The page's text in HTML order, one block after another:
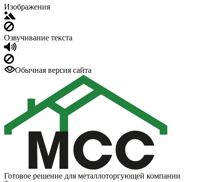
Изображения
Озвучивание текста
Обычная версия сайта
Готовое решение для металлоторгующей компании